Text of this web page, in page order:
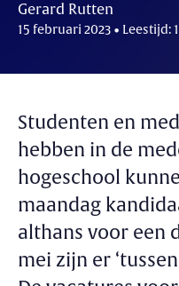
Gerard Rutten
15 februari 2023 • Leestijd:
Studenten en
hebben in de
hogeschool
maandag
althans voor een
mei zijn er